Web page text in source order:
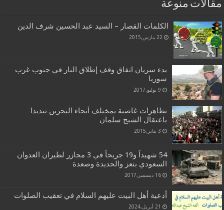
مقالات منوعة
الكلمات القصار – السيد عبد الحسين شرف الدين
22 مارس,2015
بدء سريان اتفاق وقف إطلاق النار في جنوب غرب
سوريا
9 يوليو,2017
تظاهرات غاضبة بمختلف أنحاء البحرين تنديدا
باعتقال الشيخ سلمان
3 يناير,2015
54 شهيداً و19 جريحاً في 3 مجازر لطيران العدوان
السعودي بتعز والحديدة وصعدة
16 ديسمبر,2017
أدعية أهل البيت عليهم السلام في تعقيب الصلوات
21 أبريل,2024